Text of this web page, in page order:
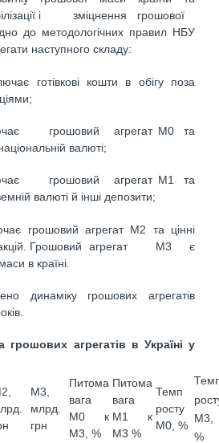
і зміцнення грошової
до методологічних правил НБУ
наступного складу:
кошти в обігу поза
агрегат М0 та
валюті;
агрегат М1 та
валюті й інші депозити;
агрегат М2 та цінні
Грошовий агрегат М3 є
в країні.
динаміку грошових агрегатів
грошових агрегатів в Україні у
М3,
млрд.
грн
Питома
вага
М0 к
М3, %
Питома
вага
М1 к
М3 %
Темп
росту
М0, %
М3,
%